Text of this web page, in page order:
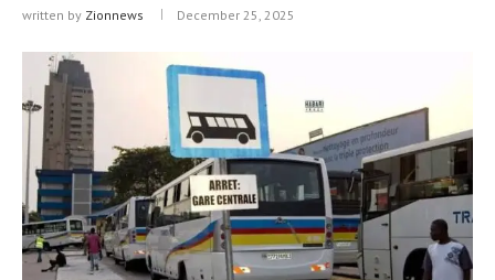
written by Zionnews December 25, 2025